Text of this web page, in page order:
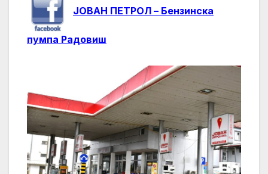
ЈОВАН ПЕТРОЛ – Бензинска
пумпа Радовиш